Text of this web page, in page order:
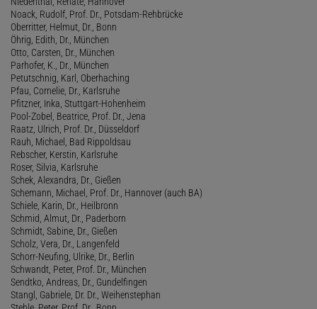
Noack, Rudolf, Prof. Dr., Potsdam-Rehbrücke
Oberritter, Helmut, Dr., Bonn
Öhrig, Edith, Dr., München
Otto, Carsten, Dr., München
Parhofer, K., Dr., München
Petutschnig, Karl, Oberhaching
Pfau, Cornelie, Dr., Karlsruhe
Pfitzner, Inka, Stuttgart-Hohenheim
Pool-Zobel, Beatrice, Prof. Dr., Jena
Raatz, Ulrich, Prof. Dr., Düsseldorf
Rauh, Michael, Bad Rippoldsau
Rebscher, Kerstin, Karlsruhe
Roser, Silvia, Karlsruhe
Schek, Alexandra, Dr., Gießen
Schemann, Michael, Prof. Dr., Hannover (auch BA)
Schiele, Karin, Dr., Heilbronn
Schmid, Almut, Dr., Paderborn
Schmidt, Sabine, Dr., Gießen
Scholz, Vera, Dr., Langenfeld
Schorr-Neufing, Ulrike, Dr., Berlin
Schwandt, Peter, Prof. Dr., München
Sendtko, Andreas, Dr., Gundelfingen
Stangl, Gabriele, Dr. Dr., Weihenstephan